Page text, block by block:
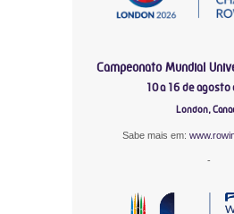
Campeonato Mundial
10 a 16 de
London,
Sabe mais em:
-